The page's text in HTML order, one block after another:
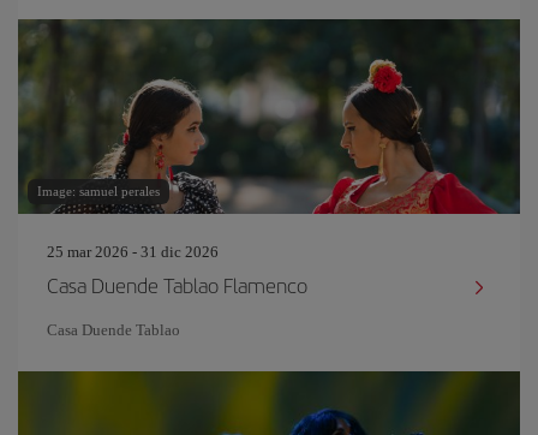
Image: samuel perales
25 mar 2026 - 31 dic 2026
Casa Duende Tablao Flamenco
Casa Duende Tablao